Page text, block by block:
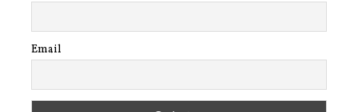
Email